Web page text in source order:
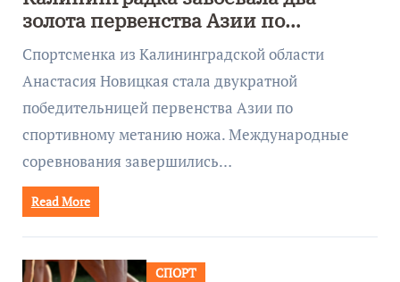
золота первенства Азии по
метанию ножа
Спортсменка из Калининградской области
Анастасия Новицкая стала двукратной
победительницей первенства Азии по
спортивному метанию ножа. Международные
соревнования завершились…
Read More
СПОРТ